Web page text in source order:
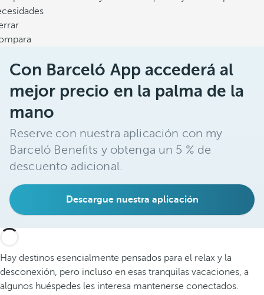
Con Barceló App accederá al
mejor precio en la palma de la
mano
Reserve con nuestra aplicación con my
Barceló Benefits y obtenga un 5 % de
descuento adicional.
Descargue nuestra aplicación
Hay destinos esencialmente pensados para el relax y la
desconexión, pero incluso en esas tranquilas vacaciones, a
algunos huéspedes les interesa mantenerse conectados.